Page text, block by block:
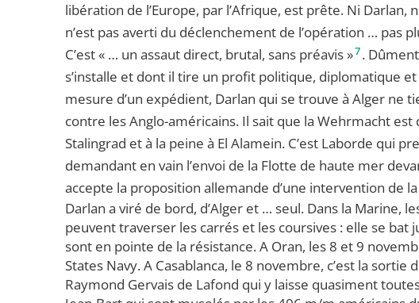
libération de l’Europe, par l’Afrique, est prête. Ni Darlan,
n’est pas averti du déclenchement de l’opération … pas
C’est « … un assaut direct, brutal, sans préavis »7.
s’installe et dont il tire un profit politique, diplomatique
mesure d’un expédient, Darlan qui se trouve à Alger ne
contre les Anglo-américains. Il sait que la Wehrmacht
Stalingrad et à la peine à El Alamein. C’est Laborde qui
demandant en vain l’envoi de la Flotte de haute mer
accepte la proposition allemande d’une intervention de
Darlan a viré de bord, d’Alger et … seul. Dans la Marine,
peuvent traverser les carrés et les coursives : elle se bat
sont en pointe de la résistance. A Oran, les 8 et 9
States Navy. A Casablanca, le 8 novembre, c’est la
Raymond Gervais de Lafond qui y laisse quasiment